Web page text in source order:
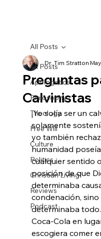
All Posts
Apologetics
Philosophy
Theology
Free Will
Culture
Politics
Christian Living
Reviews
Podcast
All Posts
Preguntas
Calvinistas
Dr. Tim Stratton
¡Yo solía ser un
solamente
yo también
humanidad
cualquier sentido
posición de que
determinaba
condenación,
determinaba
Coca-Cola en
escogiera comer